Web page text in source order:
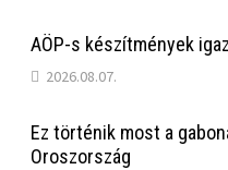
AÖP-s készítmények
2026.08.07.
Ez történik most a
Oroszország